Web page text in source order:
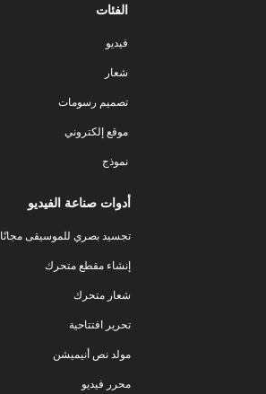
الفئات
فيديو
شعار
تصميم رسومات
موقع إلكتروني
نموذج
أدوات صناعة الفيديو
تجسيد بصري للموسيقى مجانًا
إنشاء مقطع متحرك
شعار متحرك
تحرير افتتاحية
مولد نص أنيميشن
محرر فيديو